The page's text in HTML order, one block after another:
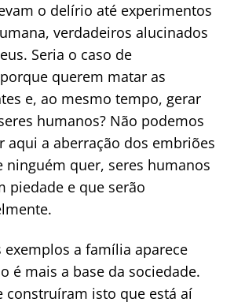
o delírio até experimentos
verdadeiros alucinados
Seria o caso de
querem matar as
e, ao mesmo tempo, gerar
humanos? Não podemos
aqui a aberração dos embriões
ninguém quer, seres humanos
piedade e que serão
exemplos a família aparece
é mais a base da sociedade.
construíram isto que está aí